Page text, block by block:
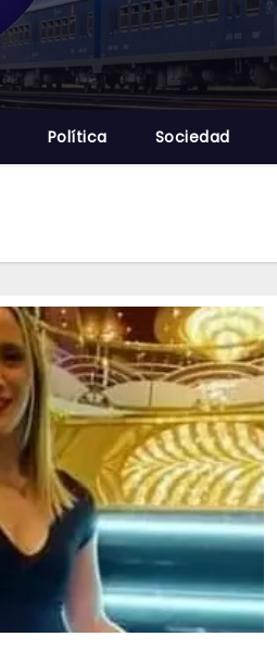
Política Sociedad